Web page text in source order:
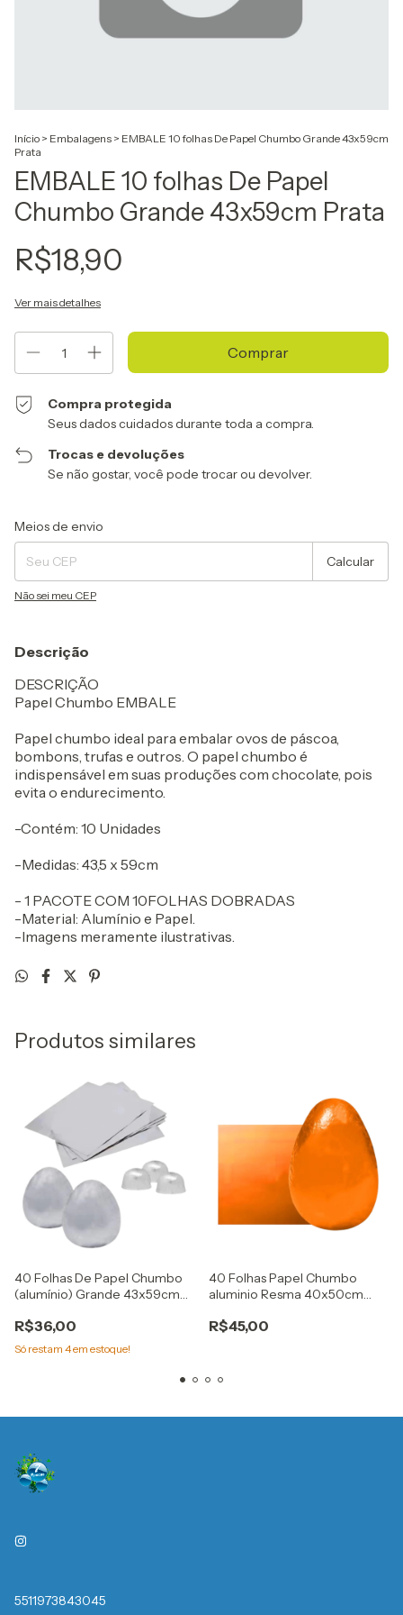
Início > Embalagens > EMBALE 10 folhas De Papel Chumbo Grande 43x59cm
Prata
EMBALE 10 folhas De Papel
Chumbo Grande 43x59cm Prata
R$18,90
Ver mais detalhes
Compra protegida
Seus dados cuidados durante toda a compra.
Trocas e devoluções
Se não gostar, você pode trocar ou devolver.
Entregas para o CEP:
Meios de envio
Calcular
Não sei meu CEP
Descrição
DESCRIÇÃO
Papel Chumbo EMBALE
Papel chumbo ideal para embalar ovos de páscoa,
bombons, trufas e outros. O papel chumbo é
indispensável em suas produções com chocolate, pois
evita o endurecimento.
-Contém: 10 Unidades
-Medidas: 43,5 x 59cm
- 1 PACOTE COM 10FOLHAS DOBRADAS
-Material: Alumínio e Papel.
-Imagens meramente ilustrativas.
Produtos similares
40 Folhas De Papel Chumbo
(alumínio) Grande 43x59cm
R$36,00
Só restam 4em estoque!
40 Folhas Papel Chumbo
aluminio Resma 40x50cm
R$45,00
5511973843045